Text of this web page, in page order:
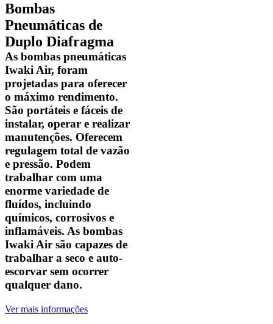
Bombas
Pneumáticas de
Duplo Diafragma
As bombas pneumáticas
Iwaki Air, foram
projetadas para oferecer
o máximo rendimento.
São portáteis e fáceis de
instalar, operar e realizar
manutenções. Oferecem
regulagem total de vazão
e pressão. Podem
trabalhar com uma
enorme variedade de
fluídos, incluindo
químicos, corrosivos e
inflamáveis. As bombas
Iwaki Air são capazes de
trabalhar a seco e auto-
escorvar sem ocorrer
qualquer dano.
Ver mais informações